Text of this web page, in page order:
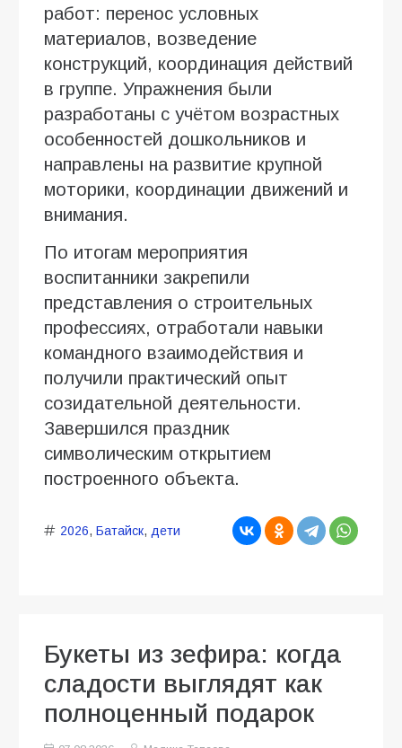
работ: перенос условных
материалов, возведение
конструкций, координация действий
в группе. Упражнения были
разработаны с учётом возрастных
особенностей дошкольников и
направлены на развитие крупной
моторики, координации движений и
внимания.
По итогам мероприятия
воспитанники закрепили
представления о строительных
профессиях, отработали навыки
командного взаимодействия и
получили практический опыт
созидательной деятельности.
Завершился праздник
символическим открытием
построенного объекта.
2026, Батайск, дети
Букеты из зефира: когда
сладости выглядят как
полноценный подарок